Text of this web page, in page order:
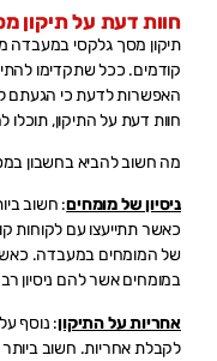
חוות דעת על תיקון
תיקון מסך גלקסי במעבדה
קודמים. ככל שתקדימו
האפשרות לדעת כי הגעתם
חוות דעת על התיקון, תוכלו
מה חשוב להביא בחשבון
ניסיון של מומחים: חשוב
כאשר תתייעצו עם לקוחות
של המומחים במעבדה. כאשר
במומחים אשר להם ניסיון
אחריות על התיקון: נוסף
לקבלת אחריות. חשוב